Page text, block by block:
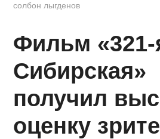
солбон лыгденов
Фильм «321-
Сибирская»
получил
оценку